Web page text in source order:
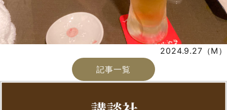
2024.9.27（M）
記事一覧